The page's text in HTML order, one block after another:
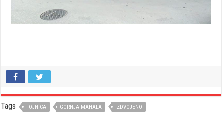
Tags FOJNICA GORNJA MAHALA IZDVOJENO